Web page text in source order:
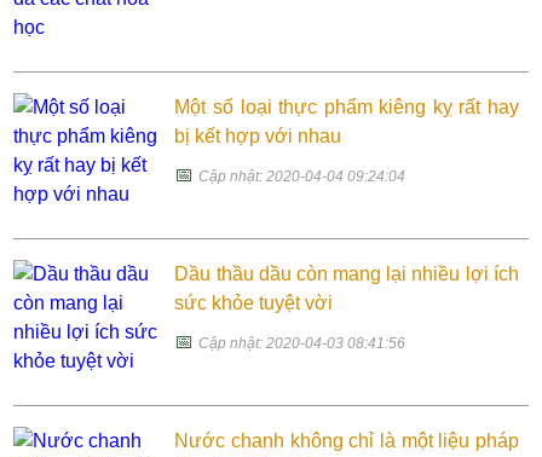
Một số loại thực phẩm kiêng kỵ rất hay
bị kết hợp với nhau
📅Cập nhật: 2020-04-04 09:24:04
Dầu thầu dầu còn mang lại nhiều lợi ích
sức khỏe tuyệt vời
📅Cập nhật: 2020-04-03 08:41:56
Nước chanh không chỉ là một liệu pháp